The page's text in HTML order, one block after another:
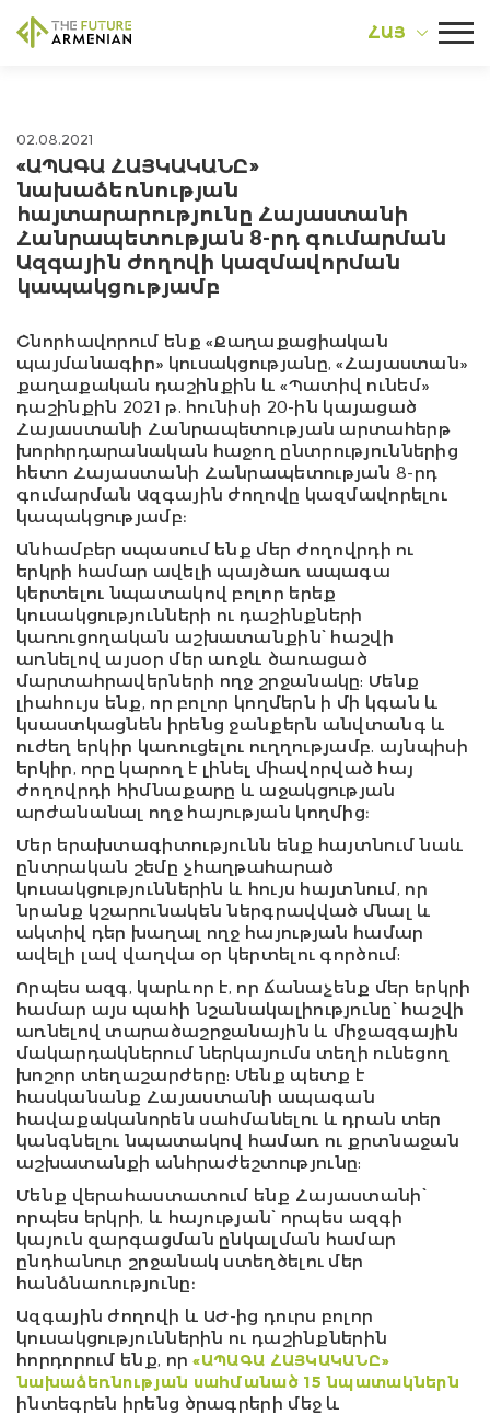
ՀԱՅ
02.08.2021
«ԱՊԱԳԱ ՀԱՅԿԱԿԱՆԸ»
նախաձեռնության
հայտարարությունը Հայաստանի
Հանրապետության 8-րդ գումարման
Ազգային ժողովի կազմավորման
կապակցությամբ
Շնորհավորում ենք «Քաղաքացիական
պայմանագիր» կուսակցությանը, «Հայաստան»
քաղաքական դաշինքին և «Պատիվ ունեմ»
դաշինքին 2021 թ. հունիսի 20-ին կայացած
Հայաստանի Հանրապետության արտահերթ
խորհրդարանական հաջող ընտրություններից
հետո Հայաստանի Հանրապետության 8-րդ
գումարման Ազգային ժողովը կազմավորելու
կապակցությամբ։
Անհամբեր սպասում ենք մեր ժողովրդի ու
երկրի համար ավելի պայծառ ապագա
կերտելու նպատակով բոլոր երեք
կուսակցությունների ու դաշինքների
կառուցողական աշխատանքին՝ հաշվի
առնելով այսօր մեր առջև ծառացած
մարտահրավերների ողջ շրջանակը: Մենք
լիահույս ենք, որ բոլոր կողմերն ի մի կգան և
կսաստկացնեն իրենց ջանքերն անվտանգ և
ուժեղ երկիր կառուցելու ուղղությամբ. այնպիսի
երկիր, որը կարող է լինել միավորված հայ
ժողովրդի հիմնաքարը և աջակցության
արժանանալ ողջ հայության կողմից։
Մեր երախտագիտությունն ենք հայտնում նաև
ընտրական շեմը չհաղթահարած
կուսակցություններին և հույս հայտնում, որ
նրանք կշարունակեն ներգրավված մնալ և
ակտիվ դեր խաղալ ողջ հայության համար
ավելի լավ վաղվա օր կերտելու գործում:
Որպես ազգ, կարևոր է, որ ճանաչենք մեր երկրի
համար այս պահի նշանակալիությունը՝ հաշվի
առնելով տարածաշրջանային և միջազգային
մակարդակներում ներկայումս տեղի ունեցող
խոշոր տեղաշարժերը: Մենք պետք է
հասկանանք Հայաստանի ապագան
հավաքականորեն սահմանելու և դրան տեր
կանգնելու նպատակով համառ ու քրտնաջան
աշխատանքի անհրաժեշտությունը:
Մենք վերահաստատում ենք Հայաստանի՝
որպես երկրի, և հայության՝ որպես ազգի
կայուն զարգացման ընկալման համար
ընդհանուր շրջանակ ստեղծելու մեր
հանձնառությունը։
Ազգային ժողովի և ԱԺ-ից դուրս բոլոր
կուսակցություններին ու դաշինքներին
հորդորում ենք, որ«ԱՊԱԳԱ ՀԱՅԿԱԿԱՆԸ»
նախաձեռնության սահմանած 15 նպատակներն
ինտեգրեն իրենց ծրագրերի մեջ և